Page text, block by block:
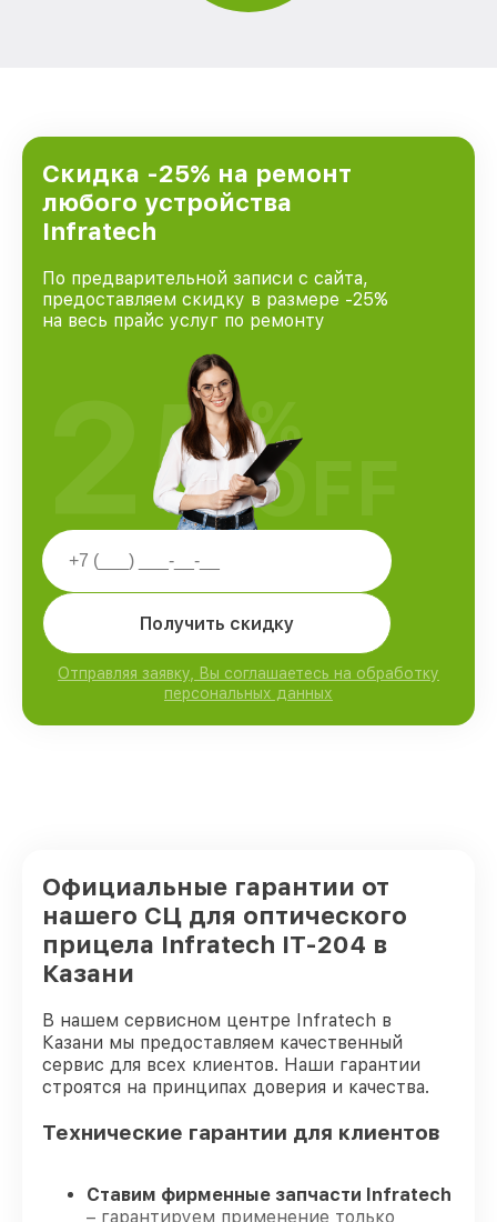
Скидка -25% на ремонт
любого устройства
Infratech
По предварительной записи с сайта,
предоставляем скидку в размере -25%
на весь прайс услуг по ремонту
Получить скидку
Отправляя заявку, Вы соглашаетесь на обработку
персональных данных
25%
OFF
Официальные гарантии от
нашего СЦ для оптического
прицела Infratech IT-204 в
Казани
В нашем сервисном центре Infratech в
Казани мы предоставляем качественный
сервис для всех клиентов. Наши гарантии
строятся на принципах доверия и качества.
Технические гарантии для клиентов
Ставим фирменные запчасти Infratech
– гарантируем применение только